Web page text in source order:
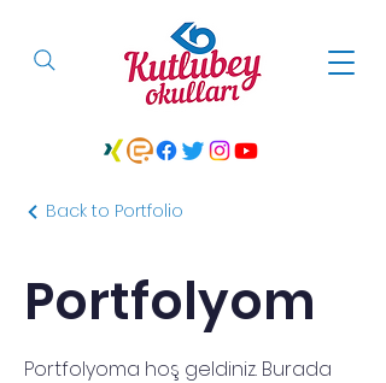
Back to Portfolio
Portfolyom
Portfolyoma hoş geldiniz. Burada